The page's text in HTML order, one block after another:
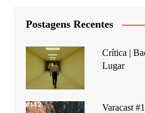
Postagens Recentes
Crítica |
Lugar
Varacast